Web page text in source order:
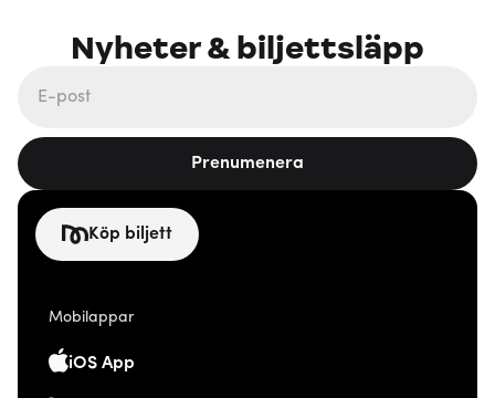
Nyheter & biljettsläpp
Prenumenera
Köp biljett
Mobilappar
iOS App